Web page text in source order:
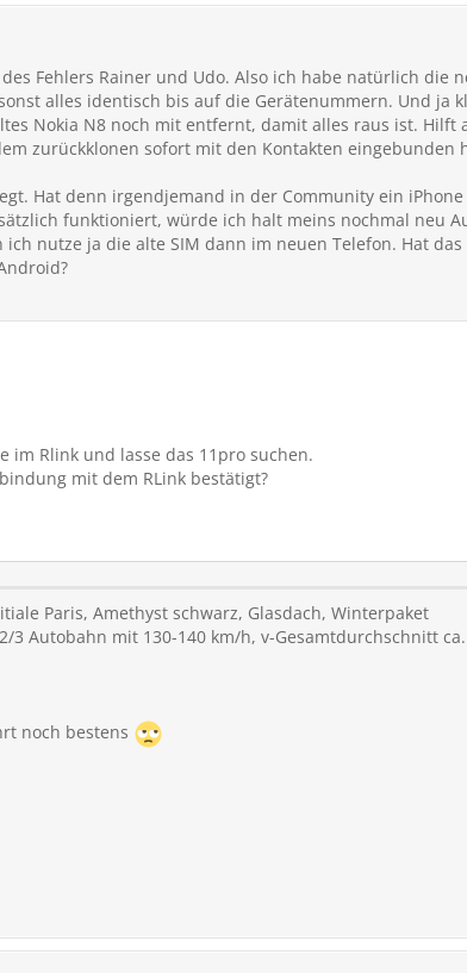
Fehlers Rainer und Udo. Also ich habe natürlich die
alles identisch bis auf die Gerätenummern. Und ja
Nokia N8 noch mit entfernt, damit alles raus ist. Hilft
zurückklonen sofort mit den Kontakten eingebunden
Hat denn irgendjemand in der Community ein
funktioniert, würde ich halt meins nochmal neu
nutze ja die alte SIM dann im neuen Telefon. Hat
im Rlink und lasse das 11pro suchen.
mit dem RLink bestätigt?
Paris, Amethyst schwarz, Glasdach, Winterpaket
3 Autobahn mit 130-140 km/h, v-Gesamtdurchschnitt
noch bestens